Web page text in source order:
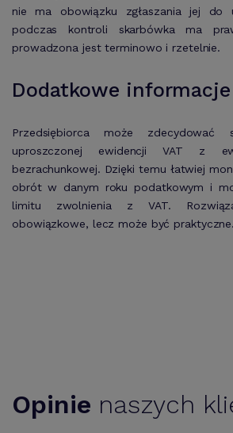
nie ma obowiązku zgłaszania jej do
podczas kontroli skarbówka ma
prowadzona jest terminowo i rzetelnie.
Dodatkowe informacje
Przedsiębiorca może zdecydować
uproszczonej ewidencji VAT z
bezrachunkowej. Dzięki temu łatwiej
obrót w danym roku podatkowym i
limitu zwolnienia z VAT.
obowiązkowe, lecz może być praktyczne.
Opinie naszych